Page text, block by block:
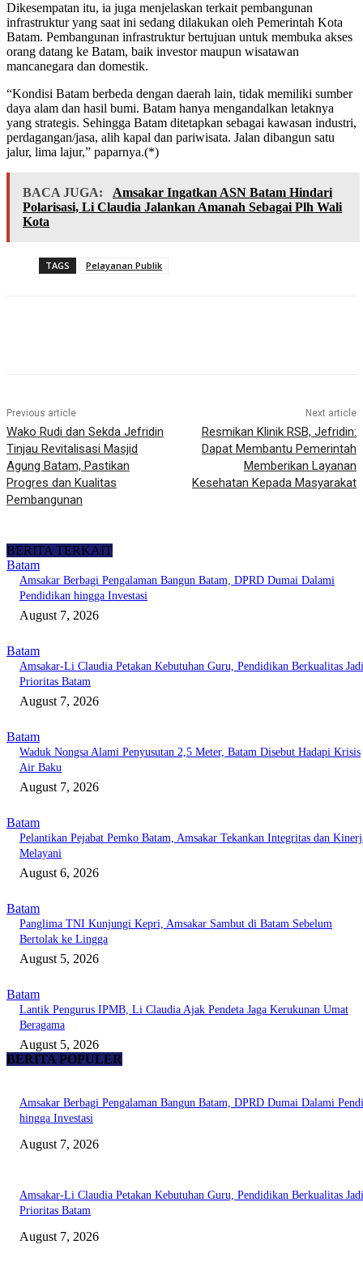
Dikesempatan itu, ia juga menjelaskan terkait pembangunan
infrastruktur yang saat ini sedang dilakukan oleh Pemerintah Kota
Batam. Pembangunan infrastruktur bertujuan untuk membuka akses
orang datang ke Batam, baik investor maupun wisatawan
mancanegara dan domestik.
“Kondisi Batam berbeda dengan daerah lain, tidak memiliki sumber
daya alam dan hasil bumi. Batam hanya mengandalkan letaknya
yang strategis. Sehingga Batam ditetapkan sebagai kawasan industri,
perdagangan/jasa, alih kapal dan pariwisata. Jalan dibangun satu
jalur, lima lajur,” paparnya.(*)
BACA JUGA:
Amsakar Ingatkan ASN Batam Hindari
Polarisasi, Li Claudia Jalankan Amanah Sebagai Plh Wali
Kota
TAGS Pelayanan Publik
Previous article
Wako Rudi dan Sekda Jefridin
Tinjau Revitalisasi Masjid
Agung Batam, Pastikan
Progres dan Kualitas
Pembangunan
Next article
Resmikan Klinik RSB, Jefridin:
Dapat Membantu Pemerintah
Memberikan Layanan
Kesehatan Kepada Masyarakat
BERITA TERKAIT
Batam
Amsakar Berbagi Pengalaman Bangun Batam, DPRD Dumai Dalami
Pendidikan hingga Investasi
August 7, 2026
Batam
Amsakar-Li Claudia Petakan Kebutuhan Guru, Pendidikan Berkualitas Jadi
Prioritas Batam
August 7, 2026
Batam
Waduk Nongsa Alami Penyusutan 2,5 Meter, Batam Disebut Hadapi Krisis
Air Baku
August 7, 2026
Batam
Pelantikan Pejabat Pemko Batam, Amsakar Tekankan Integritas dan
Melayani
August 6, 2026
Batam
Panglima TNI Kunjungi Kepri, Amsakar Sambut di Batam Sebelum
Bertolak ke Lingga
August 5, 2026
Batam
Lantik Pengurus IPMB, Li Claudia Ajak Pendeta Jaga Kerukunan Umat
Beragama
August 5, 2026
BERITA POPULER
Amsakar Berbagi Pengalaman Bangun Batam, DPRD Dumai Dalami
hingga Investasi
August 7, 2026
Amsakar-Li Claudia Petakan Kebutuhan Guru, Pendidikan Berkualitas Jadi
Prioritas Batam
August 7, 2026